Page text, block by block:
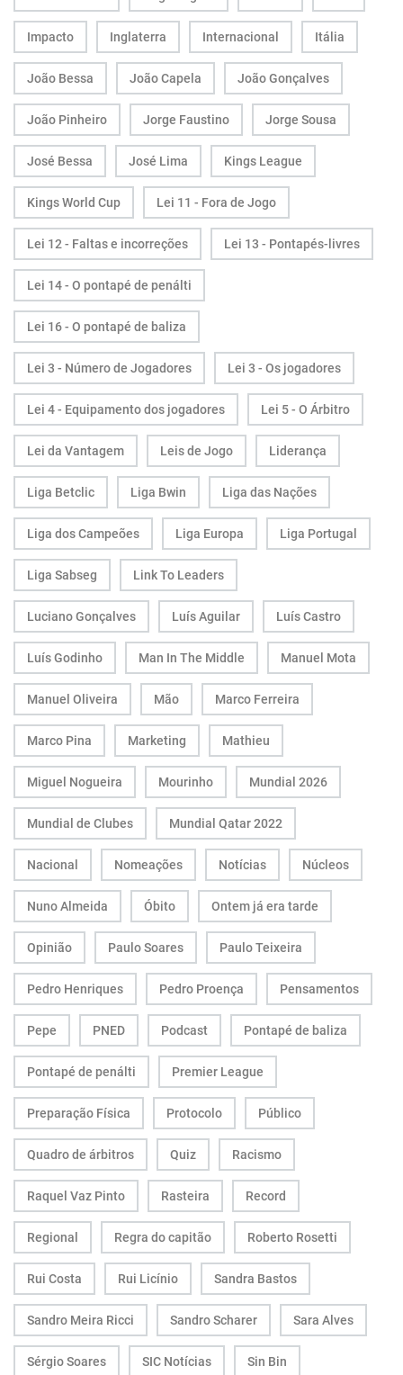
Impacto Inglaterra Internacional Itália
João Bessa João Capela João Gonçalves
João Pinheiro Jorge Faustino Jorge Sousa
José Bessa José Lima Kings League
Kings World Cup Lei 11 - Fora de Jogo
Lei 12 - Faltas e incorreções Lei 13 - Pontapés-livres
Lei 14 - O pontapé de penálti
Lei 16 - O pontapé de baliza
Lei 3 - Número de Jogadores Lei 3 - Os jogadores
Lei 4 - Equipamento dos jogadores Lei 5 - O Árbitro
Lei da Vantagem Leis de Jogo Liderança
Liga Betclic Liga Bwin Liga das Nações
Liga dos Campeões Liga Europa Liga Portugal
Liga Sabseg Link To Leaders
Luciano Gonçalves Luís Aguilar Luís Castro
Luís Godinho Man In The Middle Manuel Mota
Manuel Oliveira Mão Marco Ferreira
Marco Pina Marketing Mathieu
Miguel Nogueira Mourinho Mundial 2026
Mundial de Clubes Mundial Qatar 2022
Nacional Nomeações Notícias Núcleos
Nuno Almeida Óbito Ontem já era tarde
Opinião Paulo Soares Paulo Teixeira
Pedro Henriques Pedro Proença Pensamentos
Pepe PNED Podcast Pontapé de baliza
Pontapé de penálti Premier League
Preparação Física Protocolo Público
Quadro de árbitros Quiz Racismo
Raquel Vaz Pinto Rasteira Record
Regional Regra do capitão Roberto Rosetti
Rui Costa Rui Licínio Sandra Bastos
Sandro Meira Ricci Sandro Scharer Sara Alves
Sérgio Soares SIC Notícias Sin Bin